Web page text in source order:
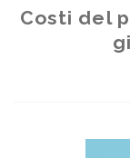
Costi del